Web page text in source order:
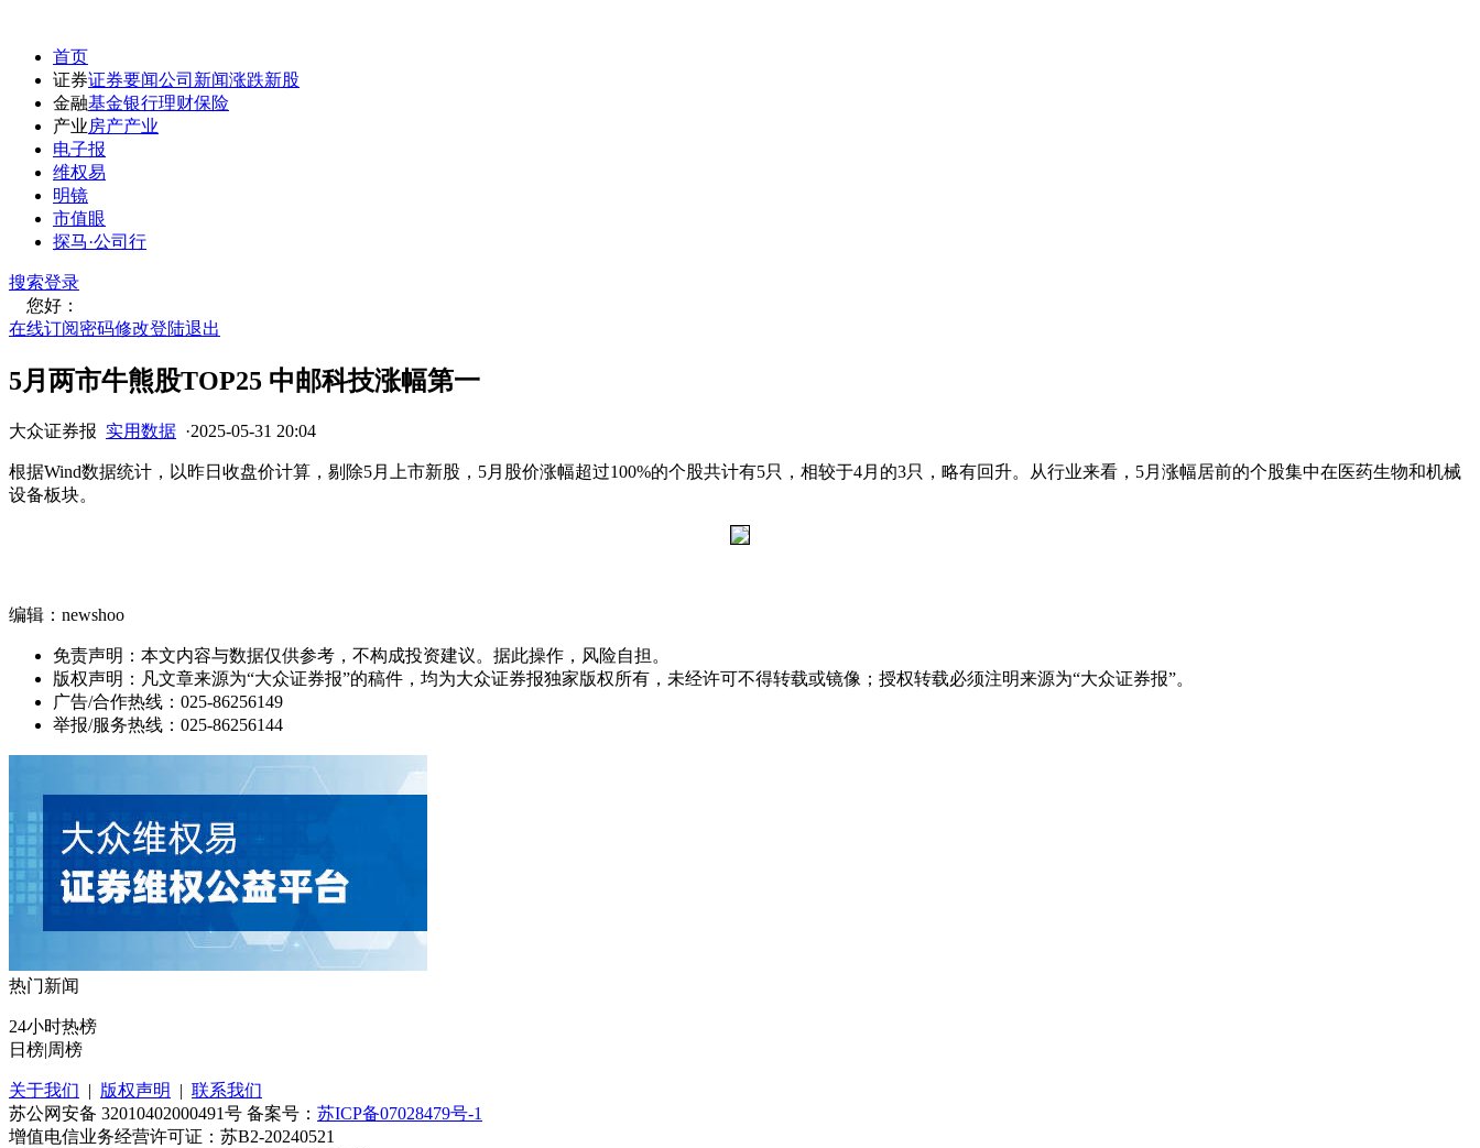
首页
证券证券要闻公司新闻涨跌新股
金融基金银行理财保险
产业房产产业
电子报
维权易
明镜
市值眼
探马·公司行
搜索登录
您好：
在线订阅密码修改登陆退出
5月两市牛熊股TOP25 中邮科技涨幅第一
大众证券报 实用数据 ·2025-05-31 20:04
根据Wind数据统计，以昨日收盘价计算，剔除5月上市新股，5月股价涨幅超过100%的个股共计有5只，相较于4月的3只，略有回升。从行业来看，5月涨幅居前的个股集中在医药生物和机械
设备板块。
编辑：newshoo
免责声明：本文内容与数据仅供参考，不构成投资建议。据此操作，风险自担。
版权声明：凡文章来源为“大众证券报”的稿件，均为大众证券报独家版权所有，未经许可不得转载或镜像；授权转载必须注明来源为“大众证券报”。
广告/合作热线：025-86256149
举报/服务热线：025-86256144
热门新闻
24小时热榜
日榜|周榜
关于我们 | 版权声明 | 联系我们
苏公网安备 32010402000491号 备案号： 苏ICP备07028479号-1
增值电信业务经营许可证：苏B2-20240521